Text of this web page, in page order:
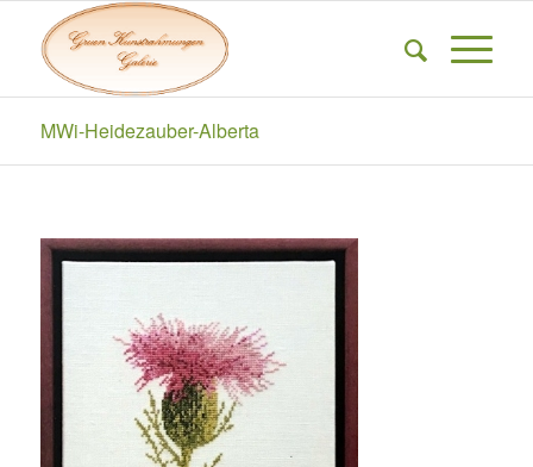
MWi-Heidezauber-Alberta